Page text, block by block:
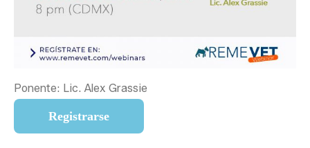
Ponente: Lic. Alex Grassie
Registrarse